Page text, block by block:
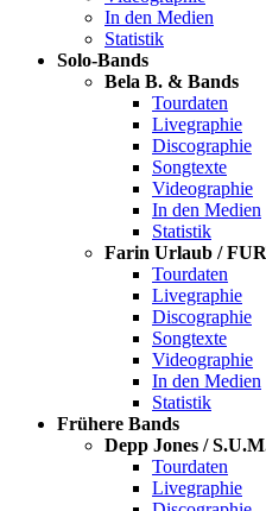
In den Medien
Statistik
Solo-Bands
Bela B. & Bands
Tourdaten
Livegraphie
Discographie
Songtexte
Videographie
In den Medien
Statistik
Farin Urlaub /
Tourdaten
Livegraphie
Discographie
Songtexte
Videographie
In den Medien
Statistik
Frühere Bands
Depp Jones /
Tourdaten
Livegraphie